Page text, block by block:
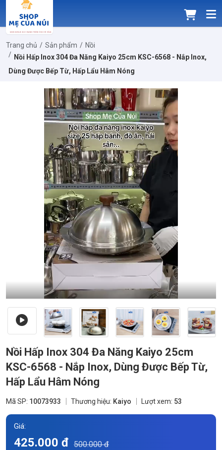
Trang chủ Sản phẩm
Nồi
Nồi Hấp Inox 304 Đa Năng Kaiyo 25cm KSC-6568 - Nắp Inox,
Dùng Được Bếp Từ, Hấp Lẩu Hâm Nóng
Nồi Hấp Inox 304 Đa Năng Kaiyo 25cm
KSC-6568 - Nắp Inox, Dùng Được Bếp Từ,
Hấp Lẩu Hâm Nóng
Mã SP: 10073933 Thương hiệu: Kaiyo Lượt xem: 53
Giá:
425.000 đ 500.000 đ